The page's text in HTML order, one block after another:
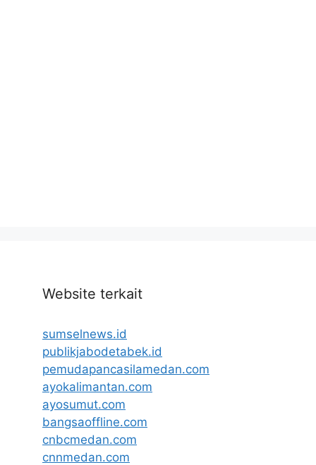
Website terkait
sumselnews.id
publikjabodetabek.id
pemudapancasilamedan.com
ayokalimantan.com
ayosumut.com
bangsaoffline.com
cnbcmedan.com
cnnmedan.com